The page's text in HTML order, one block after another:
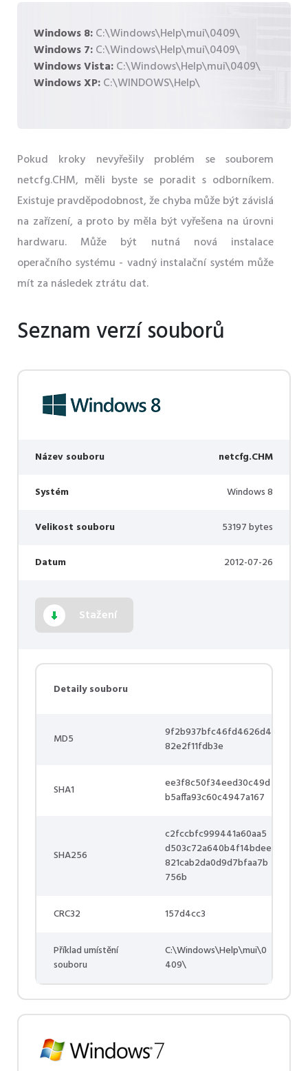
Windows 8:C:\Windows\Help\mui\0409\
Windows 7:C:\Windows\Help\mui\0409\
Windows Vista:C:\Windows\Help\mui\0409\
Windows XP:C:\WINDOWS\Help\
Pokud kroky nevyřešily problém se souborem
netcfg.CHM, měli byste se poradit s odborníkem.
Existuje pravděpodobnost, že chyba může být závislá
na zařízení, a proto by měla být vyřešena na úrovni
hardwaru. Může být nutná nová instalace
operačního systému - vadný instalační systém může
mít za následek ztrátu dat.
Seznam verzí souborů
Název souboru netcfg.CHM
Systém Windows 8
Velikost souboru 53197 bytes
Datum 2012-07-26
Stažení
Detaily souboru
MD5
9f2b937bfc46fd4626d4
82e2f11fdb3e
SHA1
ee3f8c50f34eed30c49d
b5affa93c60c4947a167
SHA256
c2fccbfc999441a60aa5
d503c72a640b4f14bdee
821cab2da0d9d7bfaa7b
756b
CRC32 157d4cc3
Příklad umístění
souboru
C:\Windows\Help\mui\0
409\